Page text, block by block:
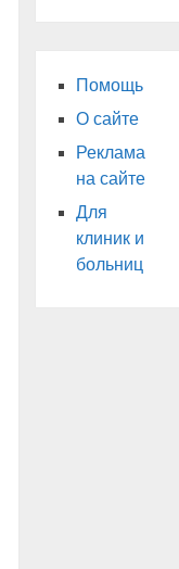
Помощь
О сайте
Реклама
на сайте
Для
клиник и
больниц